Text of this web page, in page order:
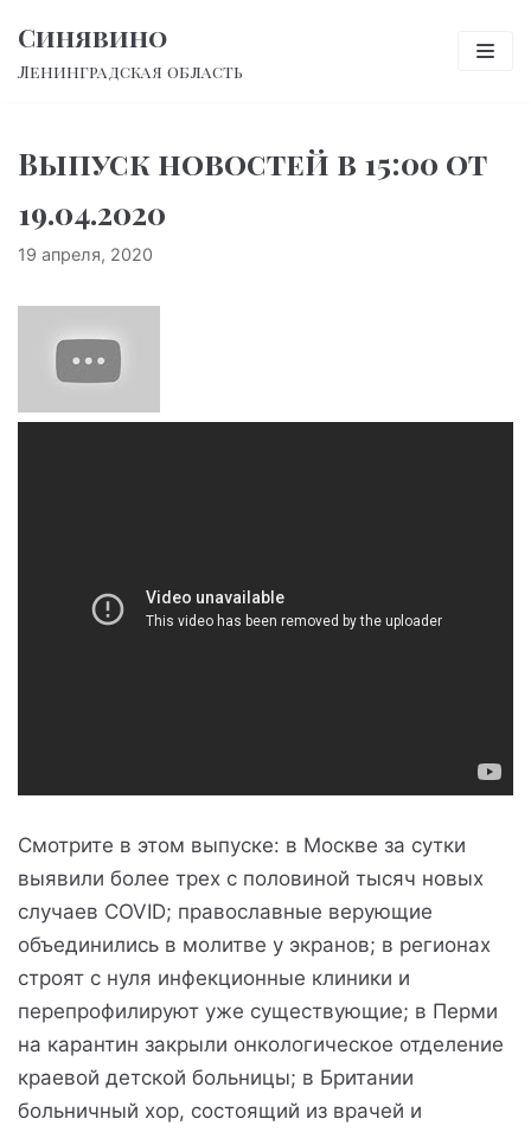
Перейти
к
Синявино
Ленинградская область
Выпуск новостей в 15:00 от
19.04.2020
19 апреля, 2020
Смотрите в этом выпуске: в Москве за сутки
выявили более трех с половиной тысяч новых
случаев COVID; православные верующие
объединились в молитве у экранов; в регионах
строят с нуля инфекционные клиники и
перепрофилируют уже существующие; в Перми
на карантин закрыли онкологическое отделение
краевой детской больницы; в Британии
больничный хор, состоящий из врачей и